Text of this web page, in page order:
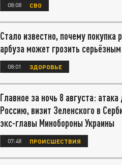
08:08 СВО
Стало известно, почему покупка
арбуза может грозить
08:01 ЗДОРОВЬЕ
Главное за ночь 8 августа:
Россию, визит Зеленского в
экс-главы Минобороны Украины
07:48 ПРОИСШЕСТВИЯ